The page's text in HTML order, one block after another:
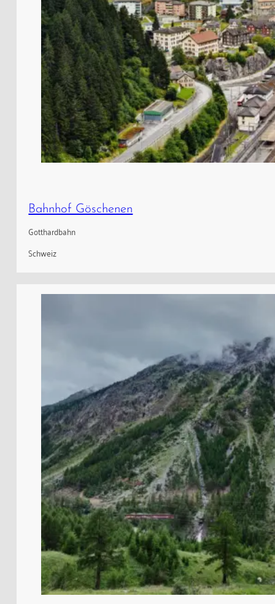
Bahnhof Göschenen
Gotthardbahn
Schweiz